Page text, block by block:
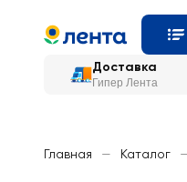
Доставка
Гипер Лента
Главная — Каталог